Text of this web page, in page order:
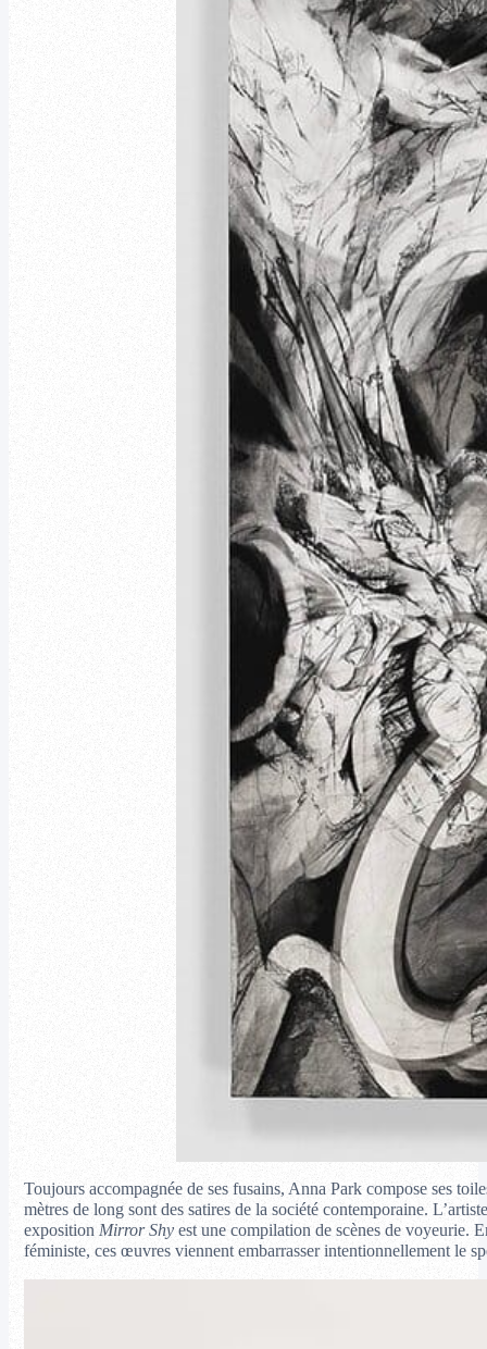
Toujours accompagnée de ses fusains, Anna Park compose ses
mètres de long sont des satires de la société contemporaine.
exposition Mirror Shyest une compilation de scènes de voyeurie.
féministe, ces œuvres viennent embarrasser intentionnellement le